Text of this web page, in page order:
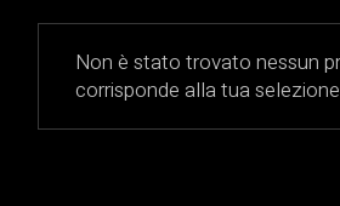
Non è stato trovato nessun
corrisponde alla tua